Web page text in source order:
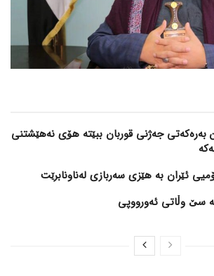
بەرەکەتی جەژنی قوربان ببێتە هۆی نەهێشتنی
ئێران بە هێزی سەربازی لەناونابرێت
سێ وڵاتی ئەورووپی